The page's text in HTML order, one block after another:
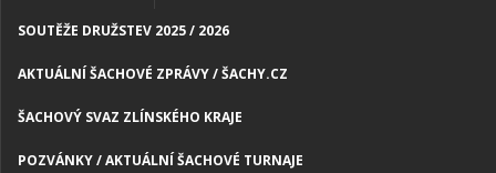
SOUTĚŽE DRUŽSTEV 2025 / 2026
AKTUÁLNÍ ŠACHOVÉ ZPRÁVY / ŠACHY.CZ
ŠACHOVÝ SVAZ ZLÍNSKÉHO KRAJE
POZVÁNKY / AKTUÁLNÍ ŠACHOVÉ TURNAJE